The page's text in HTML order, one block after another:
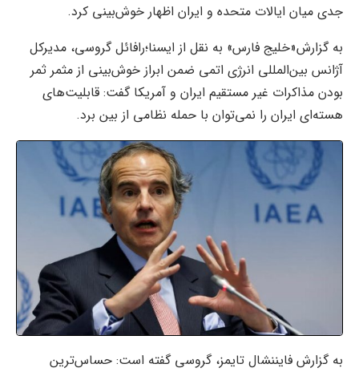
جدی میان ایالات متحده و ایران اظهار خوش‌بینی کرد.
به گزارش«خلیج فارس» به نقل از ایسنا؛رافائل گروسی، مدیرکل
آژانس بین‌المللی انرژی اتمی ضمن ابراز خوش‌بینی از مثمر ثمر
بودن مذاکرات غیر مستقیم ایران و آمریکا گفت: قابلیت‌های
هسته‌ای ایران را نمی‌توان با حمله نظامی از بین برد.
به گزارش فایننشال تایمز، گروسی گفته است: حساس‌ترین